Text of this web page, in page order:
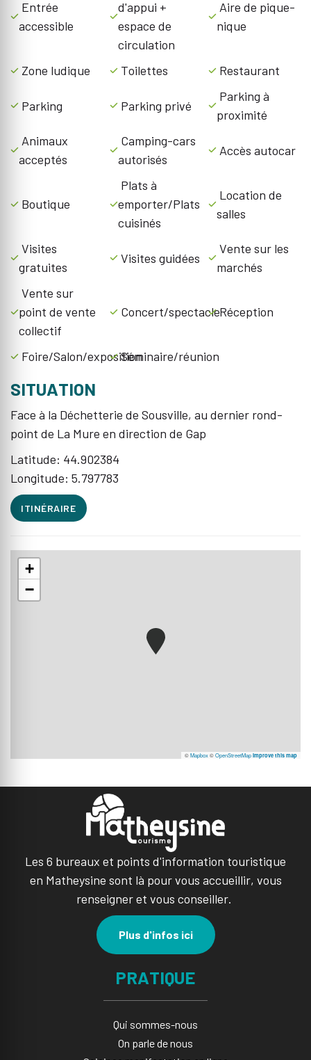
Entrée
accessible
d'appui +
espace de
circulation
Aire de pique-
nique
Zone ludique Toilettes Restaurant
Parking Parking privé
Parking à
proximité
Animaux
acceptés
Camping-cars
autorisés
Accès autocar
Boutique
Plats à
emporter/Plats
cuisinés
Location de
salles
Visites
gratuites
Visites guidées
Vente sur les
marchés
Vente sur
point de vente
collectif
Concert/spectacleRéception
Foire/Salon/expositionSéminaire/réunion
SITUATION
Face à la Déchetterie de Sousville, au dernier rond-
point de La Mure en direction de Gap
Latitude: 44.902384
Longitude: 5.797783
ITINÉRAIRE
+
−
©Mapbox©OpenStreetMap Improve this map
Les 6 bureaux et points d'information touristique
en Matheysine sont là pour vous accueillir, vous
renseigner et vous conseiller.
Plus d'infos ici
PRATIQUE
Qui sommes-nous
On parle de nous